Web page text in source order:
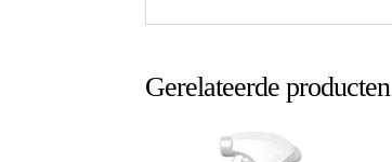
Gerelateerde producten